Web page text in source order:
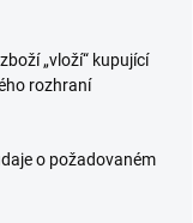
„vloží“ kupující
rozhraní
o požadovaném